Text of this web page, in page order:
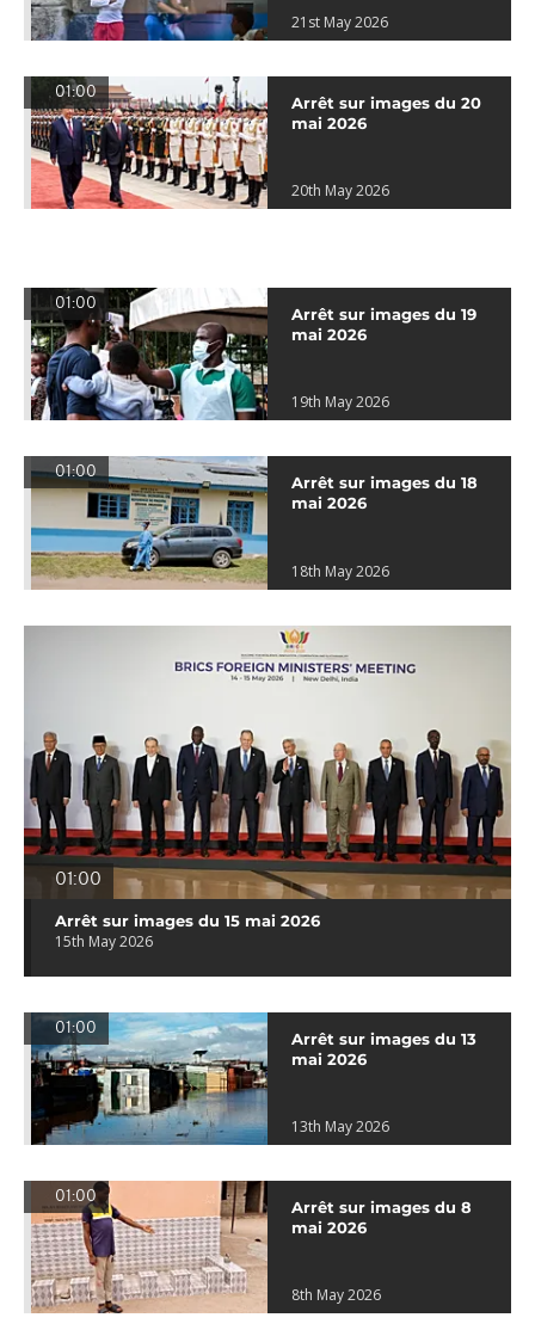
21st May 2026
01:00
Arrêt sur images du 20
mai 2026
20th May 2026
01:00
Arrêt sur images du 19
mai 2026
19th May 2026
01:00
Arrêt sur images du 18
mai 2026
18th May 2026
01:00
Arrêt sur images du 15 mai 2026
15th May 2026
01:00
Arrêt sur images du 13
mai 2026
13th May 2026
01:00
Arrêt sur images du 8
mai 2026
8th May 2026